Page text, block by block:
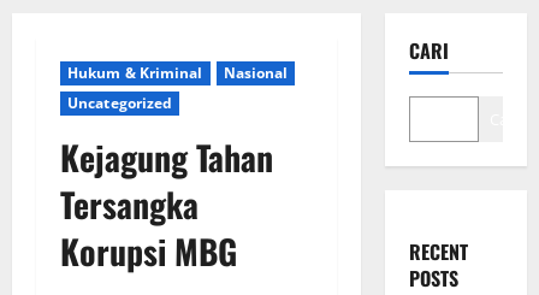
Hukum & Kriminal
Nasional
Uncategorized
Kejagung Tahan
Tersangka
Korupsi MBG
CARI
RECENT
POSTS